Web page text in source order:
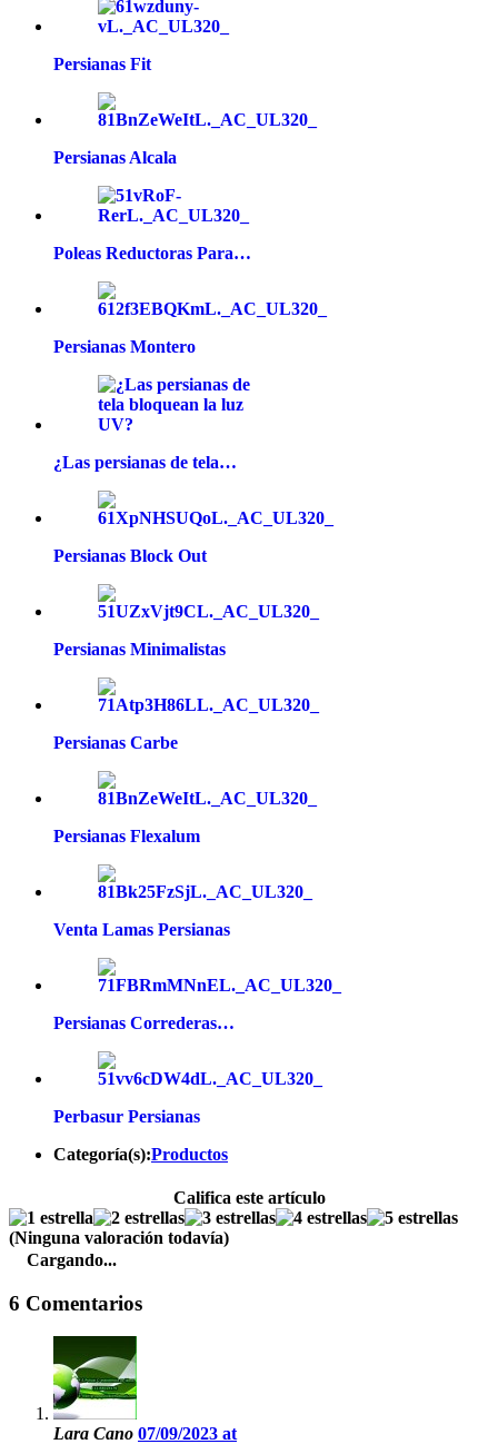
Persianas Fit
Persianas Alcala
Poleas Reductoras Para…
Persianas Montero
¿Las persianas de tela…
Persianas Block Out
Persianas Minimalistas
Persianas Carbe
Persianas Flexalum
Venta Lamas Persianas
Persianas Correderas…
Perbasur Persianas
Categoría(s):Productos
Califica este artículo
(Ninguna valoración todavía)
Cargando...
6 Comentarios
Lara Cano 07/09/2023 at